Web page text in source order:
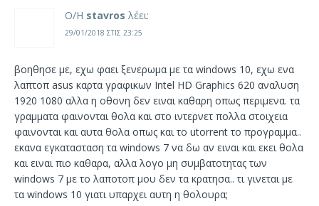
Ο/Η stavros λέει:
29/01/2018 ΣΤΙΣ 23:25
βοηθησε με, εχω φαει ξενερωμα με τα windows 10, εχω ενα
λαπτοπ asus καρτα γραφικων Intel HD Graphics 620 αναλυση
1920 1080 αλλα η οθονη δεν ειναι καθαρη οπως περιμενα. τα
γραμματα φαινονται θολα και στο ιντερνετ πολλα στοιχεια
φαινονται και αυτα θολα οπως και το utorrent το προγραμμα..
εκανα εγκατασταση τα windows 7 να δω αν ειναι και εκει θολα
και ειναι πιο καθαρα, αλλα λογο μη συμβατοτητας των
windows 7 με το λαποτοπ μου δεν τα κρατησα.. τι γινεται με
τα windows 10 γιατι υπαρχει αυτη η θολουρα;